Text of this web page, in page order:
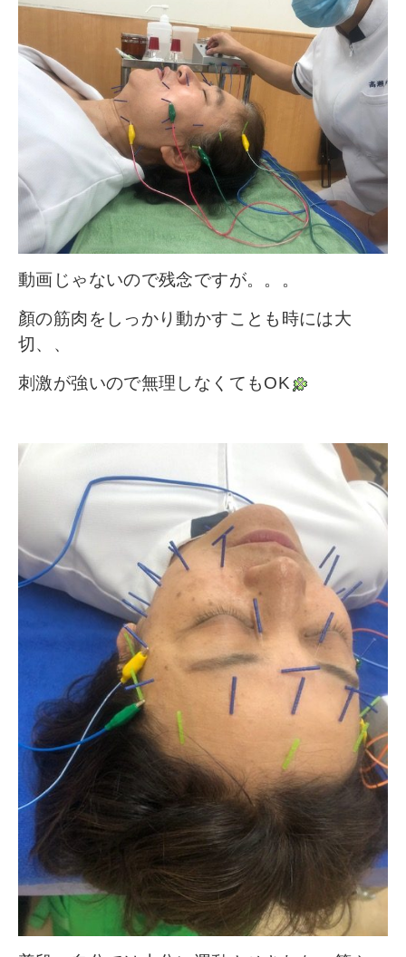
資料請求
インターネット出願
教職員採用情報
個人情報の取り扱いについて
動画じゃないので残念ですが。。。
顏の筋肉をしっかり動かすことも時には大
切、、
刺激が強いので無理しなくてもOK